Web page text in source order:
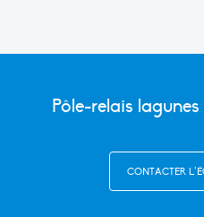
Pôle-relais
CONTACTER